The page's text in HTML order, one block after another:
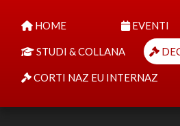
HOME EVENTI
STUDI & COLLANA
CORTI NAZ EU INTERNAZ